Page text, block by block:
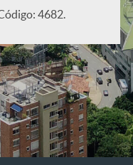
- San Joaquín. Código: